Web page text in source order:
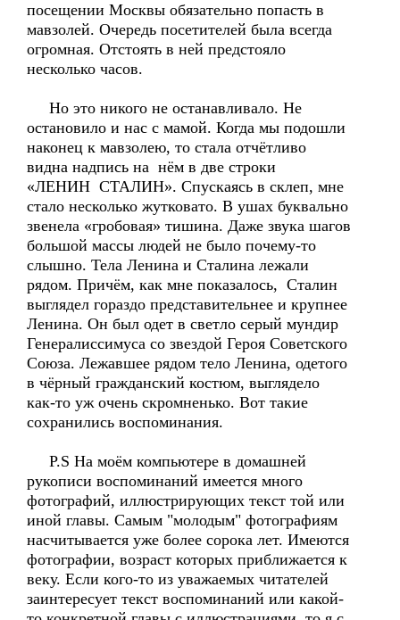
посещении Москвы обязательно попасть в
мавзолей. Очередь посетителей была всегда
огромная. Отстоять в ней предстояло
несколько часов.
Но это никого не останавливало. Не
остановило и нас с мамой. Когда мы подошли
наконец к мавзолею, то стала отчётливо
видна надпись на нём в две строки
«ЛЕНИН СТАЛИН». Спускаясь в склеп, мне
стало несколько жутковато. В ушах буквально
звенела «гробовая» тишина. Даже звука шагов
большой массы людей не было почему-то
слышно. Тела Ленина и Сталина лежали
рядом. Причём, как мне показалось, Сталин
выглядел гораздо представительнее и крупнее
Ленина. Он был одет в светло серый мундир
Генералиссимуса со звездой Героя Советского
Союза. Лежавшее рядом тело Ленина, одетого
в чёрный гражданский костюм, выглядело
как-то уж очень скромненько. Вот такие
сохранились воспоминания.
P.S На моём компьютере в домашней
рукописи воспоминаний имеется много
фотографий, иллюстрирующих текст той или
иной главы. Самым "молодым" фотографиям
насчитывается уже более сорока лет. Имеются
фотографии, возраст которых приближается к
веку. Если кого-то из уважаемых читателей
заинтересует текст воспоминаний или какой-